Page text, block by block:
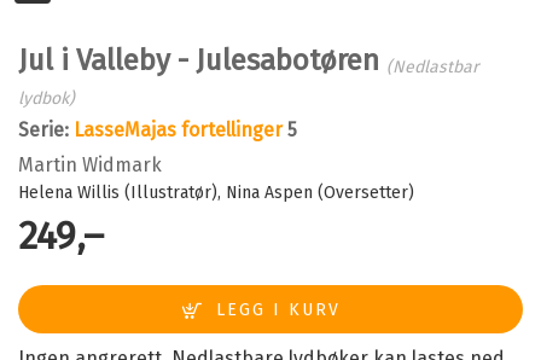
Jul i Valleby - Julesabotøren (Nedlastbar
lydbok)
Serie: LasseMajas fortellinger5
Martin Widmark
Helena Willis (Illustratør) Nina Aspen (Oversetter)
249,–